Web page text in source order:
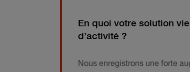
En quoi votre solution
d’activité ?
Nous enregistrons une forte